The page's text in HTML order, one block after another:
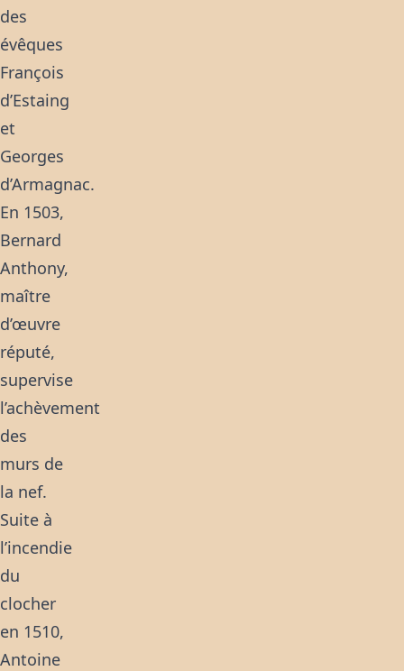
des
évêques
François
d’Estaing
et
Georges
d’Armagnac.
En 1503,
Bernard
Anthony,
maître
d’œuvre
réputé,
supervise
l’achèvement
des
murs de
la nef.
Suite à
l’incendie
du
clocher
en 1510,
Antoine